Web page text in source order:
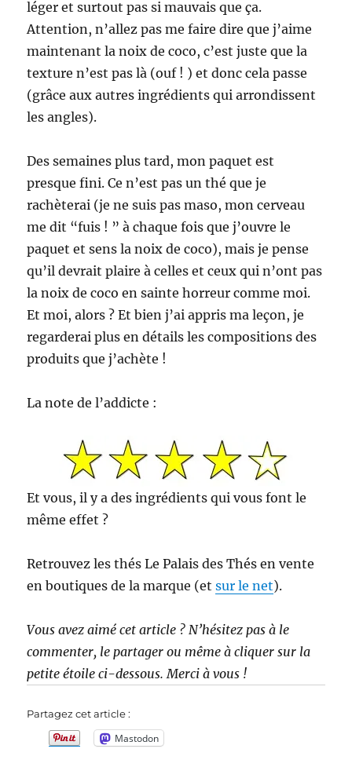
léger et surtout pas si mauvais que ça.
Attention, n’allez pas me faire dire que j’aime
maintenant la noix de coco, c’est juste que la
texture n’est pas là (ouf ! ) et donc cela passe
(grâce aux autres ingrédients qui arrondissent
les angles).
Des semaines plus tard, mon paquet est
presque fini. Ce n’est pas un thé que je
rachèterai (je ne suis pas maso, mon cerveau
me dit “fuis ! ” à chaque fois que j’ouvre le
paquet et sens la noix de coco), mais je pense
qu’il devrait plaire à celles et ceux qui n’ont pas
la noix de coco en sainte horreur comme moi.
Et moi, alors ? Et bien j’ai appris ma leçon, je
regarderai plus en détails les compositions des
produits que j’achète !
La note de l’addicte :
Et vous, il y a des ingrédients qui vous font le
même effet ?
Retrouvez les thés Le Palais des Thés en vente
en boutiques de la marque (etsur le net).
Vous avez aimé cet article ? N’hésitez pas à le
commenter, le partager ou même à cliquer sur la
petite étoile ci-dessous. Merci à vous !
Partagez cet article :
Mastodon